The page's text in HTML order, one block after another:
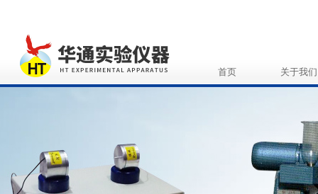
首页 关于我们